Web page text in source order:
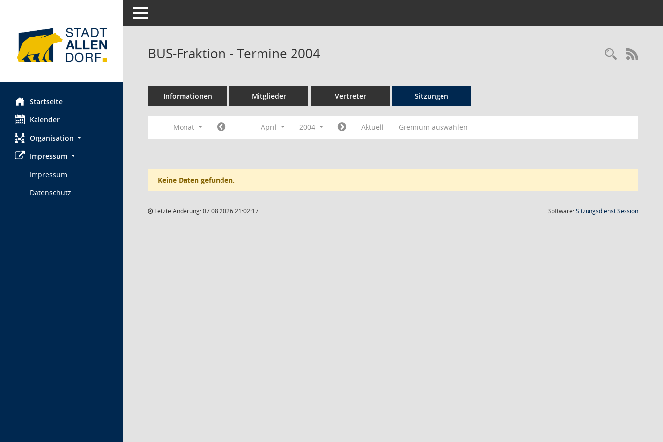
Startseite
Kalender
Organisation
Impressum
Impressum
Datenschutz
Toggle navigation
BUS-Fraktion - Termine 2004
Informationen Mitglieder Vertreter Sitzungen
Monat April 2004 Aktuell Gremium auswählen
Keine Daten gefunden.
Letzte Änderung: 07.08.2026 21:02:17 Software:SitzungsdienstSession(Wird in